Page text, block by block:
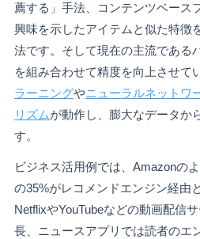
薦する」手法、コンテンツベース
興味を示したアイテムと似た特徴
法です。そして現在の主流である
を組み合わせて精度を向上させて
ラーニングやニューラルネットワ
リズムが動作し、膨大なデータか
す。
ビジネス活用例では、Amazonの
の35%がレコメンドエンジン経由
NetflixやYouTubeなどの動画配信
長、ニュースアプリでは読者のエ